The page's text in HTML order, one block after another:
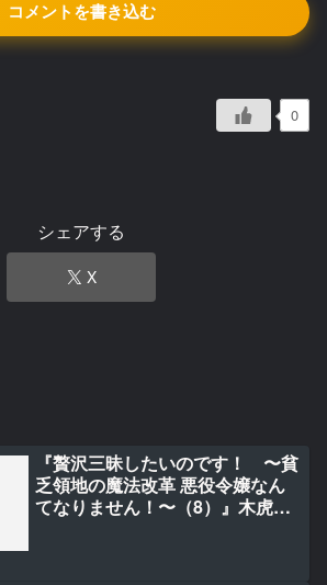
コメントを書き込む
0
シェアする
X
『贅沢三昧したいのです！ 〜貧
乏領地の魔法改革 悪役令嬢なん
てなりません！〜（8）』木虎こ